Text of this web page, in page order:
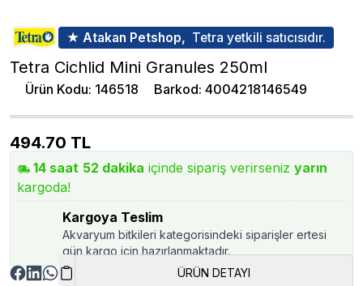
★ Atakan Petshop, Tetra yetkili satıcısıdır.
Tetra Cichlid Mini Granules 250ml
Ürün Kodu: 146518 Barkod: 4004218146549
494.70 TL
14 saat 52 dakika içinde sipariş verirseniz yarın
kargoda!
Kargoya Teslim
Akvaryum bitkileri kategorisindeki siparişler ertesi
gün kargo için hazırlanmaktadır.
ÜRÜN DETAYI